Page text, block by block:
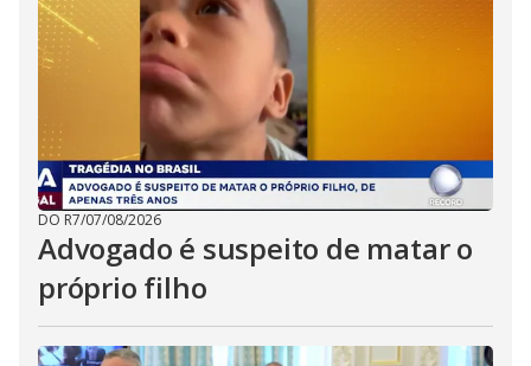
DO R7/07/08/2026
Advogado é suspeito de matar o
próprio filho